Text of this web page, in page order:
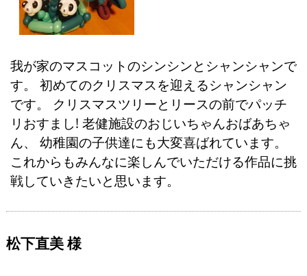
我が家のマスコットのシンシンとシャンシャンで
す。 初めてのクリスマスを迎えるシャンシャン
です。 クリスマスツリーとリースの前でパッチ
リおすまし! 老健施設のおじいちゃんおばあちゃ
ん、 幼稚園の子供達にも大変喜ばれています。
これからもみんなに楽しんでいただける作品に挑
戦していきたいと思います。
松下直美 様